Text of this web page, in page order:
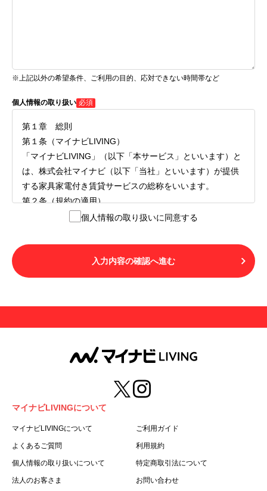
※上記以外の希望条件、ご利用の目的、応対できない時間帯など
個人情報の取り扱い 必須
第１章 総則
第１条（マイナビLIVING）
「マイナビLIVING」（以下「本サービス」といいます）と
は、株式会社マイナビ（以下「当社」といいます）が提供
する家具家電付き賃貸サービスの総称をいいます。
第２条（規約の適用）
１.本サービスを利用する者（以下「利用者」といいます）
LIVINGご契約にあたり取得する個人情報の取り扱いについ
て」の内容をすべて承諾したものとみなされます。不承諾
の意思表示は、本サービスを利用しないことをもってのみ
用することはできません。
第３条（用語の定義）
１.「本サ―ビス」とは、第１章第１条で規定する当社が運
営するマイナビLIVINGを意味します。
２.「利用者」とは、第１章第２条に規定する本サービスを
利用する個人を意味します。
３.「本サイト」とは、当社が運営する本サービスに関する
ます。
５.「会員」とは、第２章第１条に基づき会員登録が完了し
個人情報の取り扱いに同意する
入力内容の確認へ進む
マイナビLIVINGについて
マイナビLIVINGについて ご利用ガイド
よくあるご質問 利用規約
個人情報の取り扱いについて 特定商取引法について
法人のお客さま お問い合わせ